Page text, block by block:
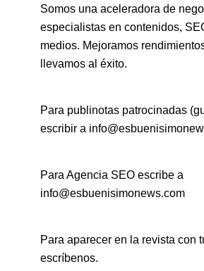
Somos una aceleradora de
especialistas en contenidos,
medios. Mejoramos
llevamos al éxito.
Para publinotas patrocinadas
escribir a
Para Agencia SEO escribe a
info@esbuenisimonews.com
Para aparecer en la revista con
escríbenos.